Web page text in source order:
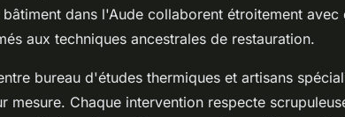
dans l'Aude collaborent étroitement
aux techniques ancestrales de restauration.
bureau d'études thermiques et artisans
mesure. Chaque intervention respecte